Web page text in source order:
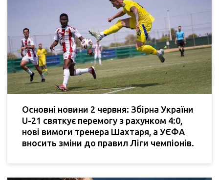
Основні новини 2 червня: Збірна України
U-21 святкує перемогу з рахунком 4:0,
нові вимоги тренера Шахтаря, а УЄФА
вносить зміни до правил Ліги чемпіонів.